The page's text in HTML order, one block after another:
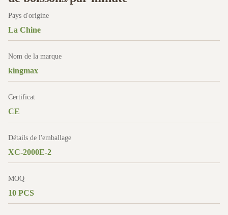
Pays d'origine
La Chine
Nom de la marque
kingmax
Certificat
CE
Détails de l'emballage
XC-2000E-2
MOQ
10 PCS